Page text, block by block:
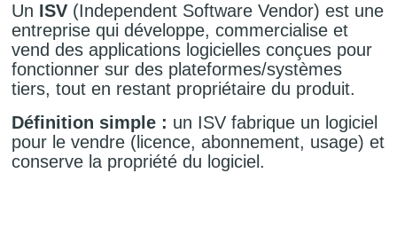
Un ISV (Independent Software Vendor) est une
entreprise qui développe, commercialise et
vend des applications logicielles conçues pour
fonctionner sur des plateformes/systèmes
tiers, tout en restant propriétaire du produit.
Définition simple : un ISV fabrique un logiciel
pour le vendre (licence, abonnement, usage) et
conserve la propriété du logiciel.